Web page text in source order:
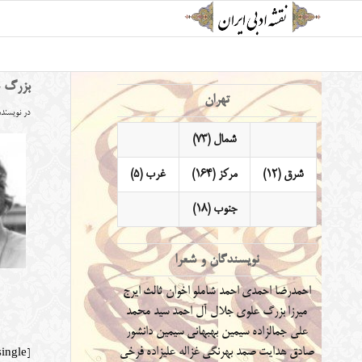
بزرگ
در
تهران
شمال (73)
شرق (12) مرکز (164) غرب (5)
جنوب (18)
نویسندگان و شعرا
احمدرضا احمدیاحمد شاملواخوان ثالث ایرج
میرزابزرگ علوی جلال آل احمد سید محمد
علی جمالزاده سیمین بهبهانیسیمین دانشور
صادق هدایتصمد بهرنگیغزاله علیزادهفرخی